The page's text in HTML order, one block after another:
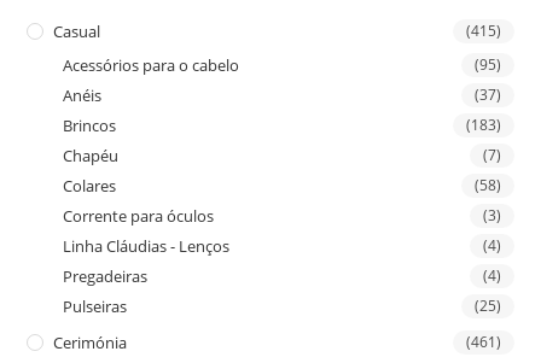
Casual (415)
Acessórios para o cabelo (95)
Anéis (37)
Brincos (183)
Chapéu (7)
Colares (58)
Corrente para óculos (3)
Linha Cláudias - Lenços (4)
Pregadeiras (4)
Pulseiras (25)
Cerimónia (461)